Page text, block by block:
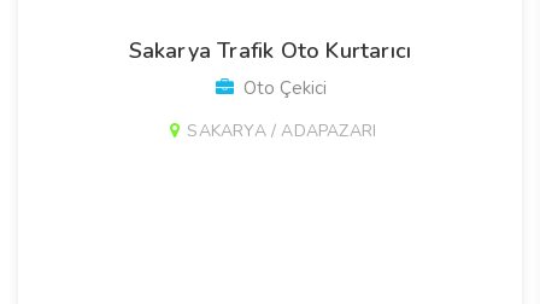
Sakarya Trafik Oto Kurtarıcı
Oto Çekici
SAKARYA / ADAPAZARI